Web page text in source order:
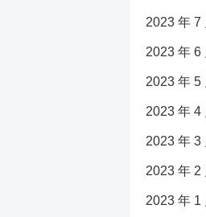
2023 年 7
2023 年 6
2023 年 5
2023 年 4
2023 年 3
2023 年 2
2023 年 1